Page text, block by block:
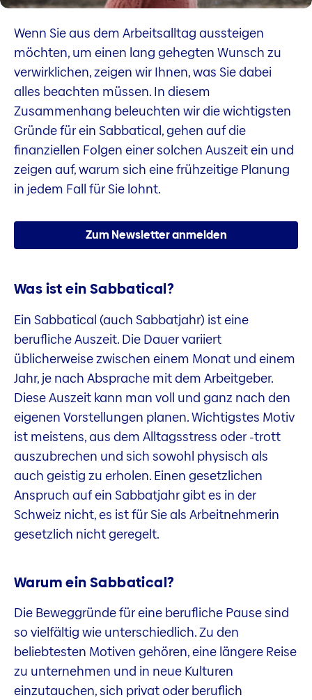
Wenn Sie aus dem Arbeitsalltag aussteigen
möchten, um einen lang gehegten Wunsch zu
verwirklichen, zeigen wir Ihnen, was Sie dabei
alles beachten müssen. In diesem
Zusammenhang beleuchten wir die wichtigsten
Gründe für ein Sabbatical, gehen auf die
finanziellen Folgen einer solchen Auszeit ein und
zeigen auf, warum sich eine frühzeitige Planung
in jedem Fall für Sie lohnt.
Zum Newsletter anmelden
Was ist ein Sabbatical?
Ein Sabbatical (auch Sabbatjahr) ist eine
berufliche Auszeit. Die Dauer variiert
üblicherweise zwischen einem Monat und einem
Jahr, je nach Absprache mit dem Arbeitgeber.
Diese Auszeit kann man voll und ganz nach den
eigenen Vorstellungen planen. Wichtigstes Motiv
ist meistens, aus dem Alltagsstress oder -trott
auszubrechen und sich sowohl physisch als
auch geistig zu erholen. Einen gesetzlichen
Anspruch auf ein Sabbatjahr gibt es in der
Schweiz nicht, es ist für Sie als Arbeitnehmerin
gesetzlich nicht geregelt.
Warum ein Sabbatical?
Die Beweggründe für eine berufliche Pause sind
so vielfältig wie unterschiedlich. Zu den
beliebtesten Motiven gehören, eine längere Reise
zu unternehmen und in neue Kulturen
einzutauchen, sich privat oder beruflich